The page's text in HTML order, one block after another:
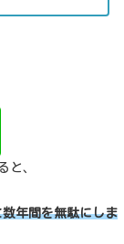
と、
年間を無駄にしま